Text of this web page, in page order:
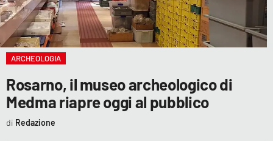
CULTURA
ECONOMIA E LAVORO
EVENTI
SPORT
Streaming
ARCHEOLOGIA
Rosarno, il museo archeologico di
Medma riapre oggi al pubblico
Redazione